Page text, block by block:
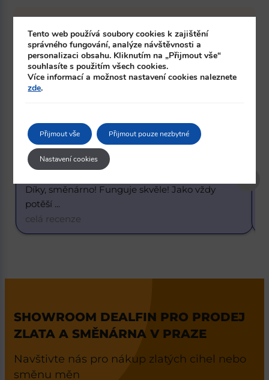
4.6
Google
Buster Got it
6 months ago
Skvělý kurz. 1 dolar za 20,55 korun. K dnešnímu
d
celá recenze
SHOWROOM DEALFIN PRO PRODEJ
ZLATA A SMĚNÁRNA V PRAZE
Navštivte nás pro nákup zlatých cihel nebo
směnu měn
Tento web používá soubory cookies k zajištění
správného fungování, analýze návštěvnosti a
personalizaci obsahu. Kliknutím na „Přijmout vše“
souhlasíte s použitím všech cookies.
Více informací a možnost nastavení cookies naleznete
zde.
Přijmout vše Přijmout pouze nezbytné
Nastavení cookies